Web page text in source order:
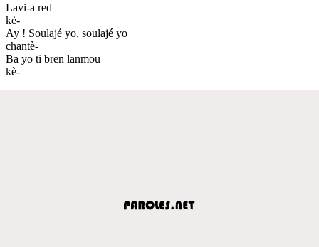
Lavi-a red
kè-
Ay ! Soulajé yo, soulajé yo
chantè-
Ba yo ti bren lanmou
kè-